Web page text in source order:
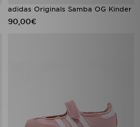
adidas Originals Samba OG Kinder
90,00€